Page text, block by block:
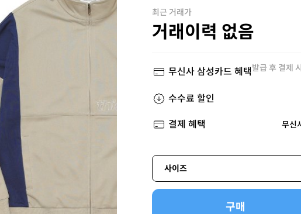
최근 거래가
거래이력 없음
무신사 삼성카드 혜택발급 후 결제 시
수수료 할인
결제 혜택 무신
사이즈
구매